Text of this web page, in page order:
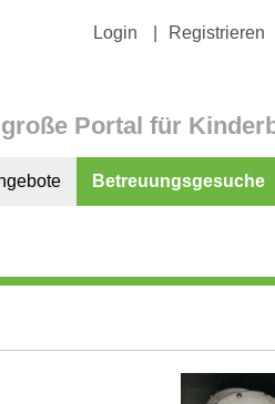
Login Registrieren
Portal für
Betreuungsgesuche